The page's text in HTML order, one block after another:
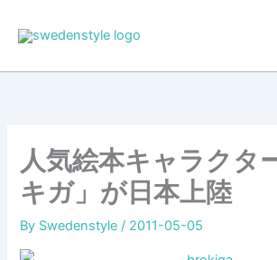
人気絵本キャラクタ
キガ」が日本上陸
By Swedenstyle / 2011-05-05